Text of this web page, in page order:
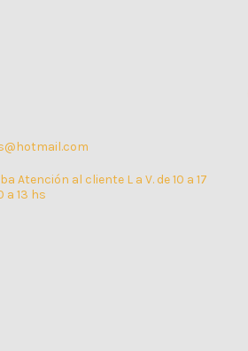
Atención al cliente L a V. de 10 a 17
a 13 hs